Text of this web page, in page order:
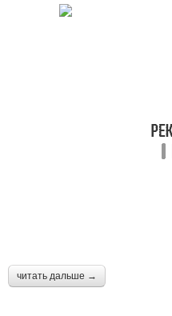
читать дальше →